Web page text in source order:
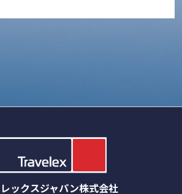
ックスジャパン株式会社